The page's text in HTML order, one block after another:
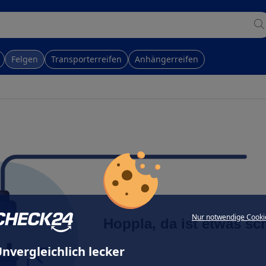
Nur notwendige
lecker
Felgen Transporterreifen Anhängerreifen
Hoppla, da ist etwas